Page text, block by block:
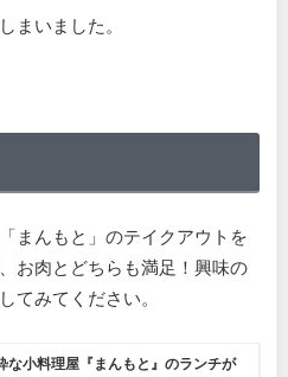
まいました。
まんもと」のテイクアウトを
お肉とどちらも満足！興味の
てみてください。
な小料理屋『まんもと』のランチが